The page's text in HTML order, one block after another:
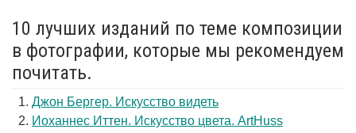
10 лучших изданий по теме композиции
в фотографии, которые мы рекомендуем
почитать.
Джон Бергер. Искусство видеть
Иоханнес Иттен. Искусство цвета. ArtHuss